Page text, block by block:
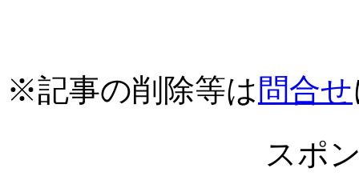
※記事の削除等は 問合せ
スポ